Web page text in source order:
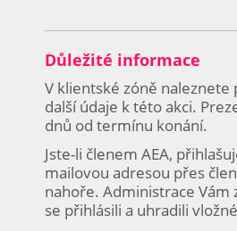
Důležité informace
V klientské zóně naleznete
další údaje k této akci.
dnů od termínu konání.
Jste-li členem AEA,
mailovou adresou přes
nahoře. Administrace Vám
se přihlásili a uhradili